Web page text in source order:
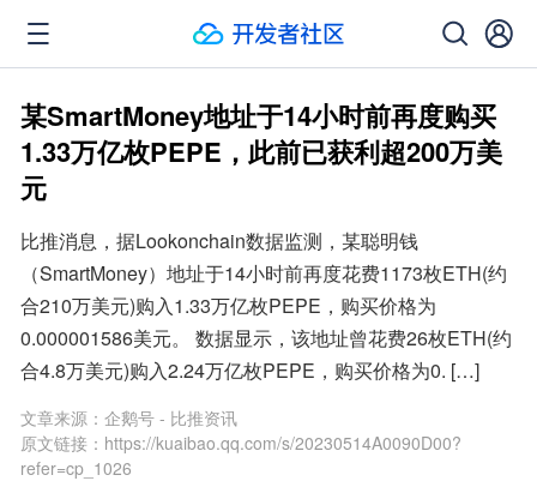
某SmartMoney地址于14小时前再度购买
1.33万亿枚PEPE，此前已获利超200万美
元
比推消息，据Lookonchain数据监测，某聪明钱
（SmartMoney）地址于14小时前再度花费1173枚ETH(约
合210万美元)购入1.33万亿枚PEPE，购买价格为
0.000001586美元。 数据显示，该地址曾花费26枚ETH(约
合4.8万美元)购入2.24万亿枚PEPE，购买价格为0. […]
文章来源： 企鹅号 - 比推资讯
原文链接： https://kuaibao.qq.com/s/20230514A0090D00?
refer=cp_1026